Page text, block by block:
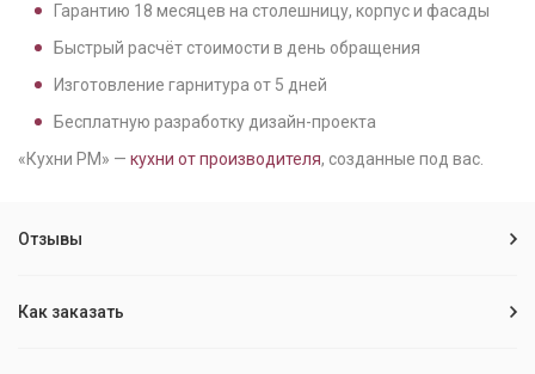
Гарантию 18 месяцев на столешницу, корпус и фасады
Быстрый расчёт стоимости в день обращения
Изготовление гарнитура от 5 дней
Бесплатную разработку дизайн-проекта
«Кухни РМ» — кухни от производителя, созданные под вас.
Отзывы
Как заказать